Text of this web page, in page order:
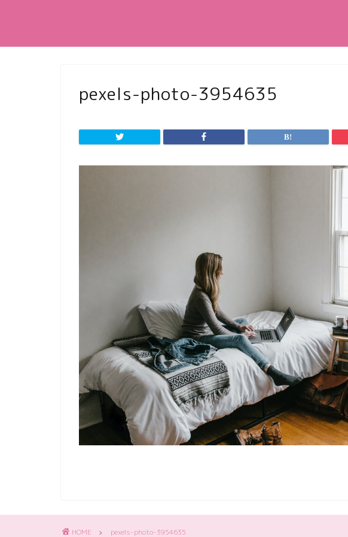
pexels-photo-3954635
HOME pexels-photo-3954635